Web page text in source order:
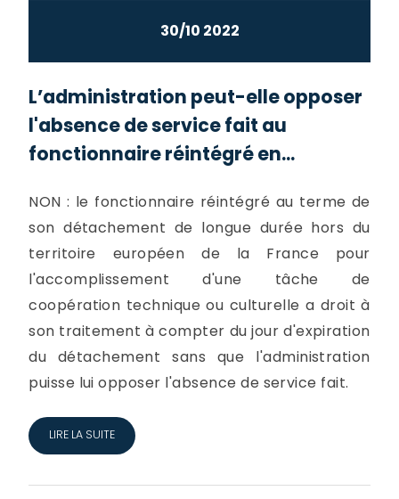
30/10 2022
L’administration peut-elle opposer
l'absence de service fait au
fonctionnaire réintégré en...
NON : le fonctionnaire réintégré au terme de
son détachement de longue durée hors du
territoire européen de la France pour
l'accomplissement d'une tâche de
coopération technique ou culturelle a droit à
son traitement à compter du jour d'expiration
du détachement sans que l'administration
puisse lui opposer l'absence de service fait.
LIRE LA SUITE